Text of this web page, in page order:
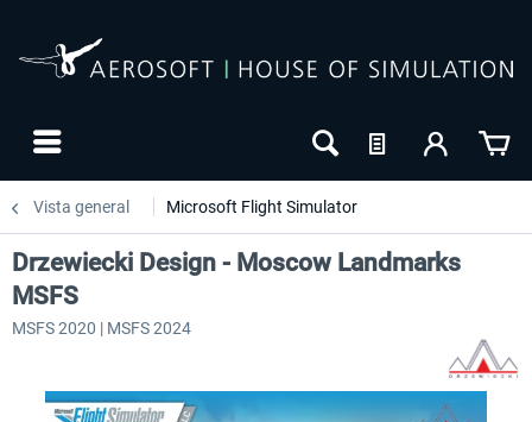
Vista general Microsoft Flight Simulator
Drzewiecki Design - Moscow Landmarks
MSFS
MSFS 2020 | MSFS 2024